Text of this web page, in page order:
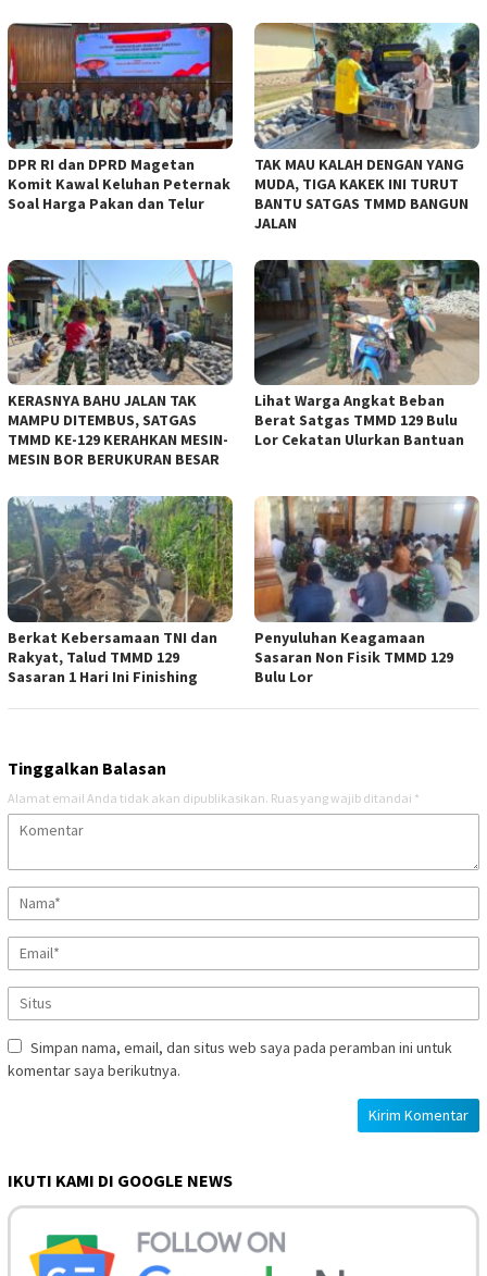
DPR RI dan DPRD Magetan
Komit Kawal Keluhan Peternak
Soal Harga Pakan dan Telur
TAK MAU KALAH DENGAN YANG
MUDA, TIGA KAKEK INI TURUT
BANTU SATGAS TMMD BANGUN
JALAN
KERASNYA BAHU JALAN TAK
MAMPU DITEMBUS, SATGAS
TMMD KE-129 KERAHKAN MESIN-
MESIN BOR BERUKURAN BESAR
Lihat Warga Angkat Beban
Berat Satgas TMMD 129 Bulu
Lor Cekatan Ulurkan Bantuan
Berkat Kebersamaan TNI dan
Rakyat, Talud TMMD 129
Sasaran 1 Hari Ini Finishing
Penyuluhan Keagamaan
Sasaran Non Fisik TMMD 129
Bulu Lor
Tinggalkan Balasan
Alamat email Anda tidak akan dipublikasikan. Ruas yang wajib ditandai *
Simpan nama, email, dan situs web saya pada peramban ini untuk
komentar saya berikutnya.
IKUTI KAMI DI GOOGLE NEWS